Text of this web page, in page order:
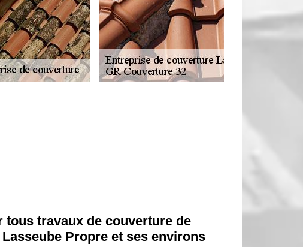
tous travaux de couverture de
Propre et ses environs